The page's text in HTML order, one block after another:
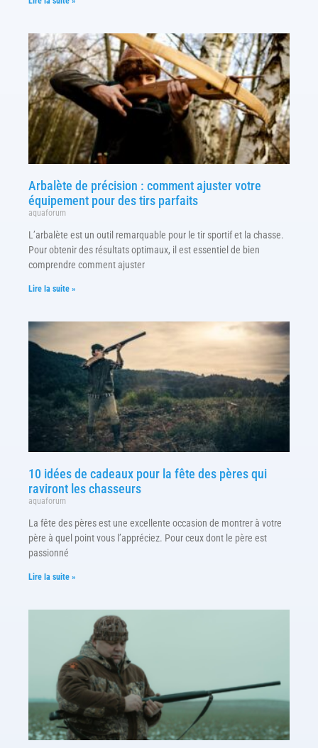
Arbalète de précision : comment ajuster votre
équipement pour des tirs parfaits
aquaforum
L’arbalète est un outil remarquable pour le tir sportif et la chasse.
Pour obtenir des résultats optimaux, il est essentiel de bien
comprendre comment ajuster
Lire la suite »
10 idées de cadeaux pour la fête des pères qui
raviront les chasseurs
aquaforum
La fête des pères est une excellente occasion de montrer à votre
père à quel point vous l’appréciez. Pour ceux dont le père est
passionné
Lire la suite »